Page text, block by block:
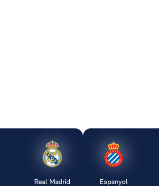
Real Madrid Espanyol